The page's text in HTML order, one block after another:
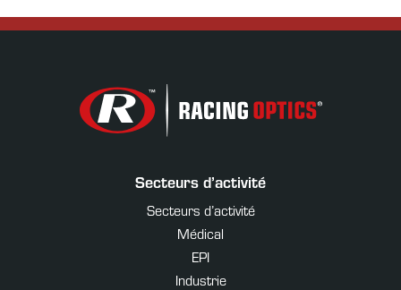
Secteurs d’activité
Secteurs d’activité
Médical
EPI
Industrie